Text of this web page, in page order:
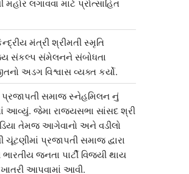
મંત્રી શ્રીમતી સ્મૃતિ
સંકલ્પ સંમેલનને સંબોધતા
અડગ વિશ્વાસ વ્યક્ત કર્યો.
પ્રજાપતી સમાજ સ્નેહમિલન નું
આવ્યું. જેમા રાજ્યસભા સાંસદ શ્રી
તેમજ આગેવાનો અને વડીલો
ચૂંટણીમાં પ્રજાપતી સમાજ દ્વારા
જનતા પાર્ટી વિજયી થાય
ખાતરી આપવામાં આવી.